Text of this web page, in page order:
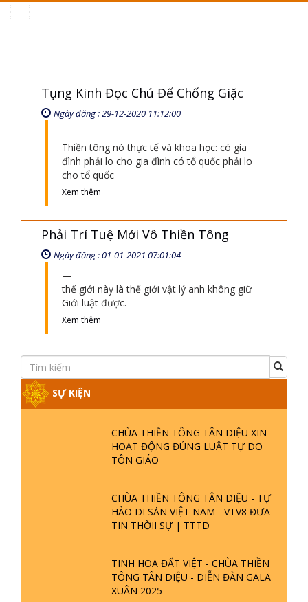
Tụng Kinh Đọc Chú Để Chống Giặc
Ngày đăng : 29-12-2020 11:12:00
Thiền tông nó thực tế và khoa học: có gia
đình phải lo cho gia đình có tổ quốc phải lo
cho tổ quốc
Xem thêm
Phải Trí Tuệ Mới Vô Thiền Tông
Ngày đăng : 01-01-2021 07:01:04
thế giới này là thế giới vật lý anh không giữ
Giới luật được.
Xem thêm
SỰ KIỆN
CHÙA THIỀN TÔNG TÂN DIỆU XIN
HOẠT ĐỘNG ĐÚNG LUẬT TỰ DO
TÔN GIÁO
CHÙA THIỀN TÔNG TÂN DIỆU - TỰ
HÀO DI SẢN VIỆT NAM - VTV8 ĐƯA
TIN THỜII SỰ | TTTD
TINH HOA ĐẤT VIỆT - CHÙA THIỀN
TÔNG TÂN DIỆU - DIỄN ĐÀN GALA
XUÂN 2025